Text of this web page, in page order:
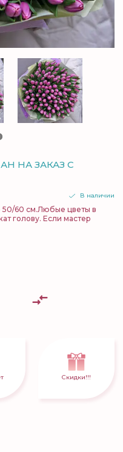
НА ЗАКАЗ С
В наличии
50/60 см.Любые цветы в
голову. Если мастер
Скидки!!!